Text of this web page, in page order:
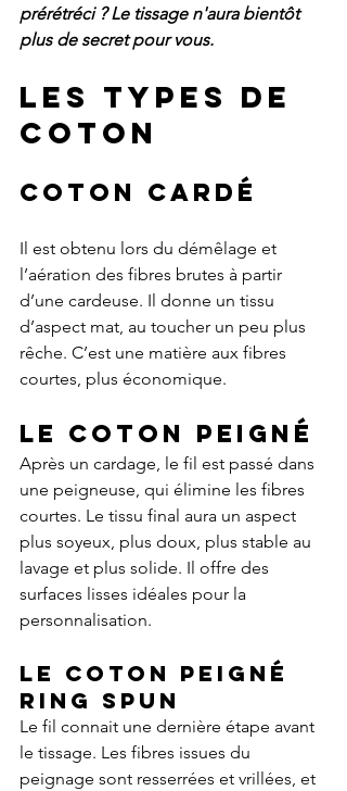
prérétréci ? Le tissage n'aura bientôt
plus de secret pour vous.
Les types de
coton
coton cardé
Il est obtenu lors du démêlage et
l’aération des fibres brutes à partir
d’une cardeuse. Il donne un tissu
d’aspect mat, au toucher un peu plus
rêche. C’est une matière aux fibres
courtes, plus économique.
Le coton peigné
Après un cardage, le fil est passé dans
une peigneuse, qui élimine les fibres
courtes. Le tissu final aura un aspect
plus soyeux, plus doux, plus stable au
lavage et plus solide. Il offre des
surfaces lisses idéales pour la
personnalisation.
Le coton peigné
ring spun
Le fil connait une dernière étape avant
le tissage. Les fibres issues du
peignage sont resserrées et vrillées, et